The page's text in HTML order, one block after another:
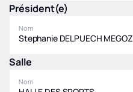
Président(e)
Nom
Stephanie DELPUECH MEGOZ
Salle
Nom